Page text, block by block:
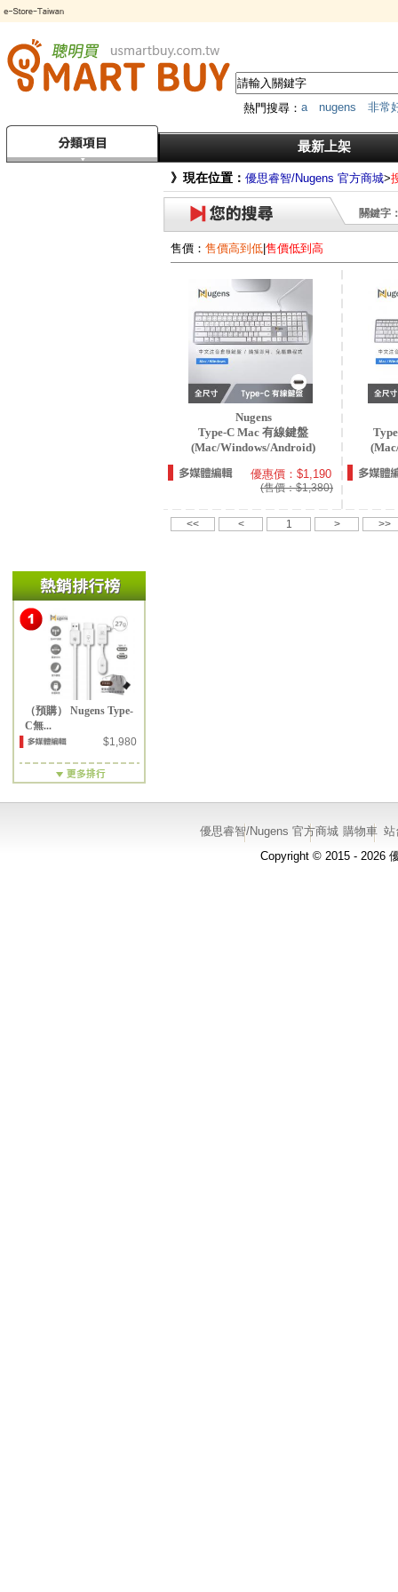
熱門搜尋： a nugens
非常
傳輸器
最新上架
（預購） Nugens Type-
C無...
$1,980
》現在位置： 優思睿智/Nugens 官方商城>
關鍵字
售價： 售價高到低 售價低到高
Nugens
Type-C Mac 有線鍵盤
(Mac/Windows/Android)
優惠價：$1,190
(售價：$1,380)
<< < 1 > >>
優思睿智/Nugens 官方商城 購物車 站
Copyright © 2015 - 2026